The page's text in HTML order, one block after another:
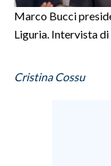
Marco Bucci
Liguria. Intervista
Cristina Cossu